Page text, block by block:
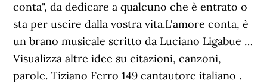
conta", da dedicare a qualcuno che è entrato o
sta per uscire dalla vostra vita.L'amore conta, è
un brano musicale scritto da Luciano Ligabue …
Visualizza altre idee su citazioni, canzoni,
parole. Tiziano Ferro 149 cantautore italiano .